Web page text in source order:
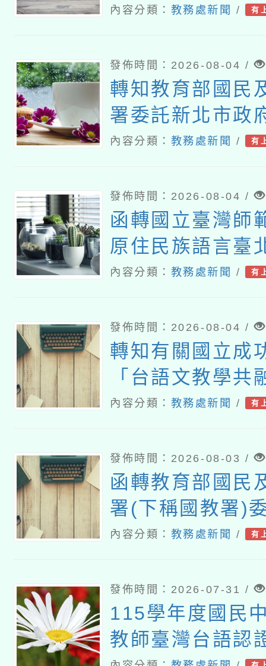
研討會「原住民
內容分類： 教務處新聞 / 有
發佈時間：2026-08-04 /
轉知教育部國民
署委託新北市政
理「115年度教
素養工作坊新北
內容分類： 教務處新聞 / 有
發佈時間：2026-08-04 /
函轉國立臺灣師
原住民族語言臺
115年度第2期
內容分類： 教務處新聞 / 有
發佈時間：2026-08-04 /
轉知有關國立成
「台語文教學共
暨教學示範徵件
內容分類： 教務處新聞 / 有
發佈時間：2026-08-03 /
函轉教育部國民
署(下稱國教署)
灣師範大學辦理
畫』海外翱翔組
康學一下』澳洲
大學參訪活動成
內容分類： 教務處新聞 / 有
發佈時間：2026-07-31 /
115學年度國民
教師臺灣台語認